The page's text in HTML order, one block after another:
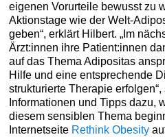
eigenen Vorurteile bewusst zu
Aktionstage wie der Welt-
geben“, erklärt Hilbert. „Im
Ärzt:innen ihre Patient:innen
auf das Thema Adipositas
Hilfe und eine entsprechende
strukturierte Therapie
Informationen und Tipps dazu,
diesem sensiblen Thema
Internetseite Rethink Obesity